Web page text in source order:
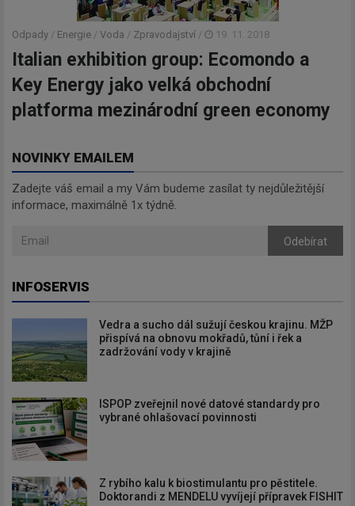
Odpady / Energie / Voda / Zpravodajství / 19. 11. 2018
Italian exhibition group: Ecomondo a
Key Energy jako velká obchodní
platforma mezinárodní green economy
NOVINKY EMAILEM
Zadejte váš email a my Vám budeme zasílat ty nejdůležitější
informace, maximálně 1x týdně.
Odebírat
INFOSERVIS
Vedra a sucho dál sužují českou krajinu. MŽP
přispívá na obnovu mokřadů, tůní i řek a
zadržování vody v krajině
ISPOP zveřejnil nové datové standardy pro
vybrané ohlašovací povinnosti
Z rybího kalu k biostimulantu pro pěstitele.
Doktorandi z MENDELU vyvíjejí přípravek FISHIT